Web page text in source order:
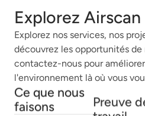
Explorez Airscan
Explorez nos services, nos
découvrez les opportunités
contactez-nous pour
l'environnement là où vous
Ce que nous
faisons
travail